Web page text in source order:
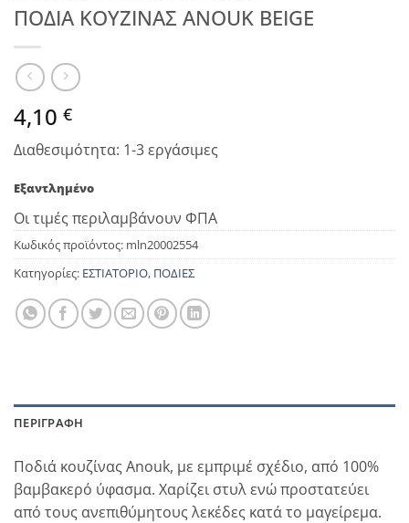
ΠΟΔΙΑ ΚΟΥΖΙΝΑΣ ANOUK BEIGE
4,10 €
Διαθεσιμότητα: 1-3 εργάσιμες
Εξαντλημένο
Οι τιμές περιλαμβάνουν ΦΠΑ
Κωδικός προϊόντος: mln20002554
Κατηγορίες: ΕΣΤΙΑΤΟΡΙΟ, ΠΟΔΙΕΣ
ΠΕΡΙΓΡΑΦΉ
Ποδιά κουζίνας Anouk, με εμπριμέ σχέδιο, από 100%
βαμβακερό ύφασμα. Χαρίζει στυλ ενώ προστατεύει
από τους ανεπιθύμητους λεκέδες κατά το μαγείρεμα.